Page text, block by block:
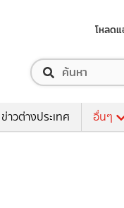
โหลด
ข่าวต่างประเทศ อื่นๆ